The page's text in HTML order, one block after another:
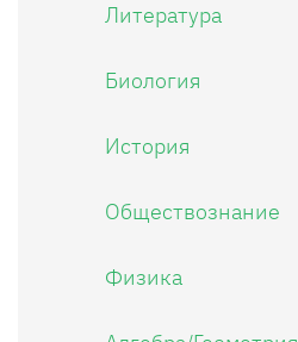
Литература
Биология
История
Обществознание
Физика